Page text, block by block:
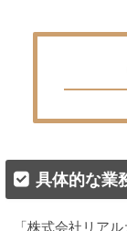
具体的な業
「株式会社リア